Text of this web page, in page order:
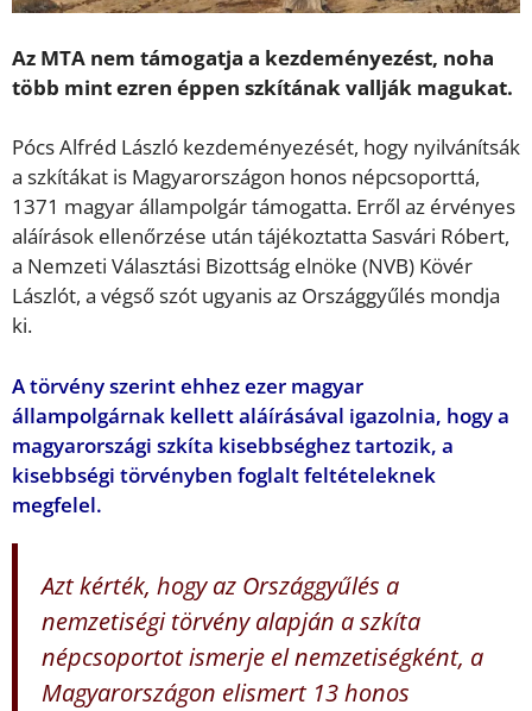
Az MTA nem támogatja a kezdeményezést, noha
több mint ezren éppen szkítának vallják magukat.
Pócs Alfréd László kezdeményezését, hogy nyilvánítsák
a szkítákat is Magyarországon honos népcsoporttá,
1371 magyar állampolgár támogatta. Erről az érvényes
aláírások ellenőrzése után tájékoztatta Sasvári Róbert,
a Nemzeti Választási Bizottság elnöke (NVB) Kövér
Lászlót, a végső szót ugyanis az Országgyűlés mondja
ki.
A törvény szerint ehhez ezer magyar
állampolgárnak kellett aláírásával igazolnia, hogy a
magyarországi szkíta kisebbséghez tartozik, a
kisebbségi törvényben foglalt feltételeknek
megfelel.
Azt kérték, hogy az Országgyűlés a
nemzetiségi törvény alapján a szkíta
népcsoportot ismerje el nemzetiségként, a
Magyarországon elismert 13 honos